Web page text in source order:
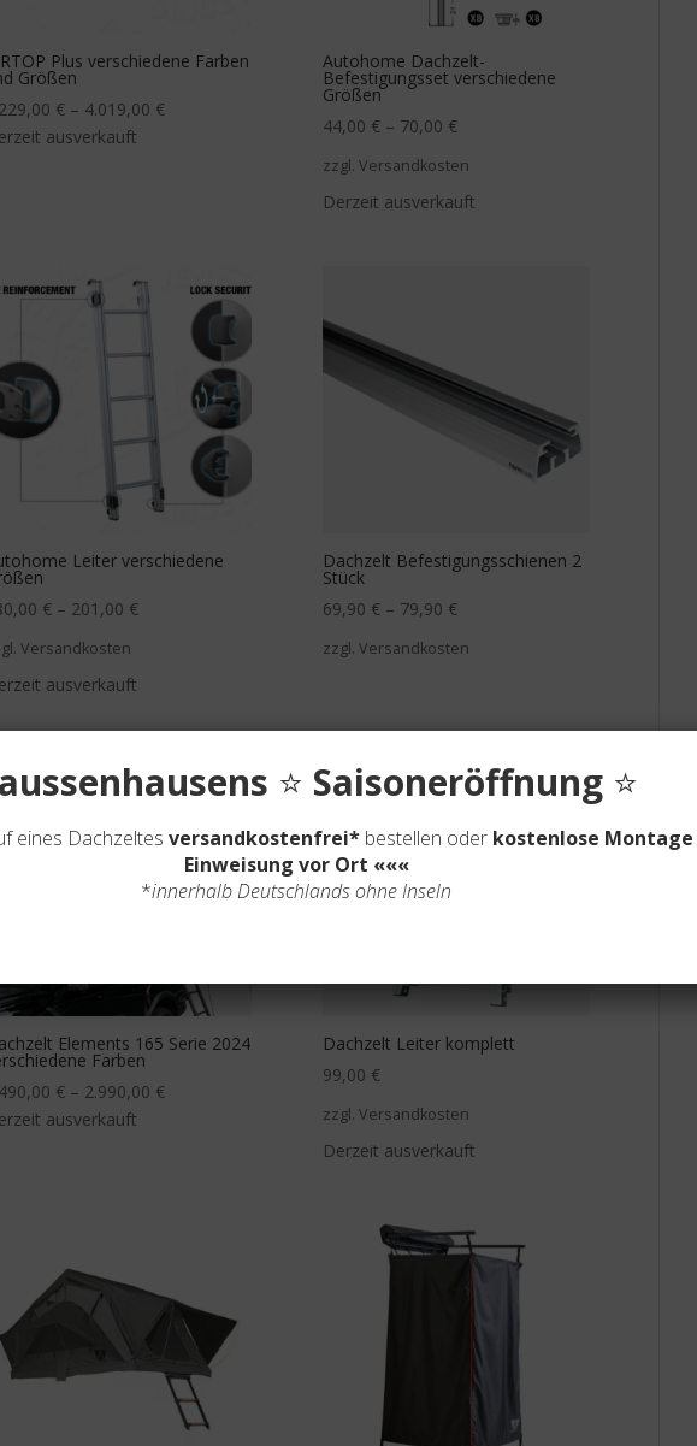
Plus verschiedene Farben
Größen
€ – 4.019,00 €
ausverkauft
Autohome Dachzelt-
Befestigungsset verschiedene
Größen
44,00 €– 70,00 €
zzgl. Versandkosten
Derzeit ausverkauft
Leiter verschiedene
€ – 201,00 €
Versandkosten
ausverkauft
Dachzelt Befestigungsschienen 2
Stück
69,90 €– 79,90 €
zzgl. Versandkosten
Elements 165 Serie 2024
Farben
€ – 2.990,00 €
ausverkauft
Dachzelt Leiter komplett
99,00 €
zzgl. Versandkosten
Derzeit ausverkauft
⭐ Saisoneröffnung ⭐
eines Dachzeltes versandkostenfrei*bestellen oder kostenlose Montage
Einweisung vor Ort «««
*innerhalb Deutschlands ohne Inseln